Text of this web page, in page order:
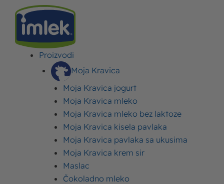
Proizvodi
Moja Kravica
Moja Kravica jogurt
Moja Kravica mleko
Moja Kravica mleko bez laktoze
Moja Kravica kisela pavlaka
Moja Kravica pavlaka sa ukusima
Moja Kravica krem sir
Maslac
Čokoladno mleko
>VESTI>ŠKOLA KREĆE, UZ IPHONE 15 I MNOGO SREĆE
Škola kreće, uz Iphone 15
i mnogo sreće
28. avgust 2024. Ažurirano: 31. jul 2026. Autor: Imlek